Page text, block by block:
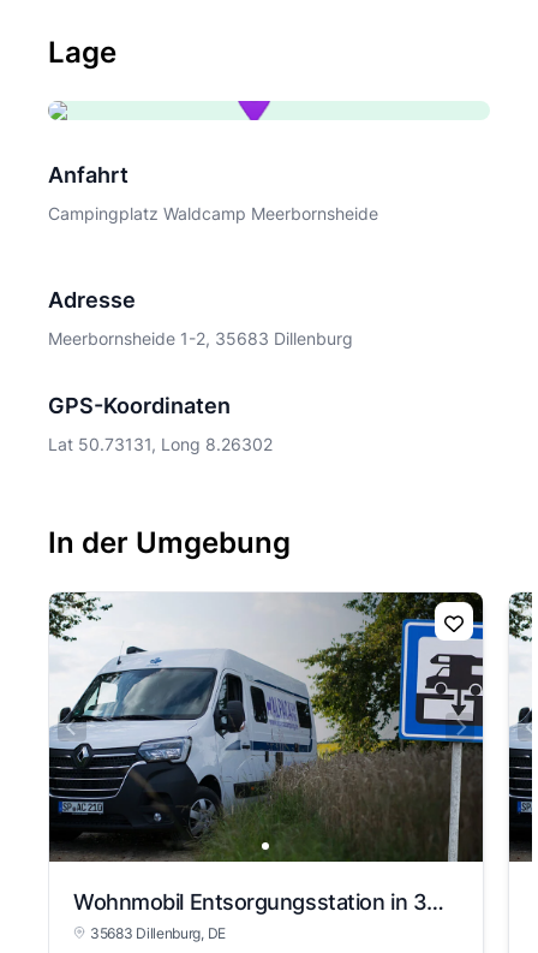
Lage
Anfahrt
Campingplatz Waldcamp Meerbornsheide
Adresse
Meerbornsheide 1-2, 35683 Dillenburg
GPS-Koordinaten
Lat 50.73131, Long 8.26302
In der Umgebung
Wohnmobil Entsorgungsstation in 35683 Dillenburg
35683 Dillenburg, DE